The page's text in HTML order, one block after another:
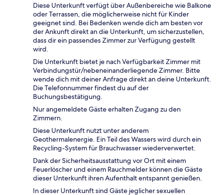
Diese Unterkunft verfügt über Außenbereiche wie Balkone
oder Terrassen, die möglicherweise nicht für Kinder
geeignet sind. Bei Bedenken wende dich am besten vor
der Ankunft direkt an die Unterkunft, um sicherzustellen,
dass dir ein passendes Zimmer zur Verfügung gestellt
wird.
Die Unterkunft bietet je nach Verfügbarkeit Zimmer mit
Verbindungstür/nebeneinanderliegende Zimmer. Bitte
wende dich mit deiner Anfrage direkt an deine Unterkunft.
Die Telefonnummer findest du auf der
Buchungsbestätigung.
Nur angemeldete Gäste erhalten Zugang zu den
Zimmern.
Diese Unterkunft nutzt unter anderem
Geothermalenergie. Ein Teil des Wassers wird durch ein
Recycling-System für Brauchwasser wiederverwertet.
Dank der Sicherheitsausstattung vor Ort mit einem
Feuerlöscher und einem Rauchmelder können die Gäste
dieser Unterkunft ihren Aufenthalt entspannt genießen.
In dieser Unterkunft sind Gäste jeglicher sexuellen